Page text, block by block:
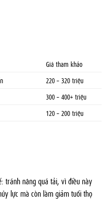
Giá tham khảo
220 – 320 triệu
300 – 400+ triệu
120 – 200 triệu
tránh nâng quá tải, vì điều này
lực mà còn làm giảm tuổi thọ